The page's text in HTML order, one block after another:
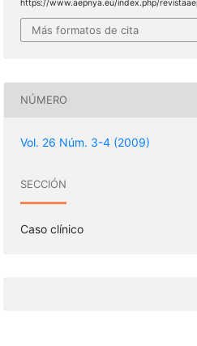
https://www.aepnya.eu/index.php/
Más formatos de cita
NÚMERO
Vol. 26 Núm. 3-4 (2009)
SECCIÓN
Caso clínico